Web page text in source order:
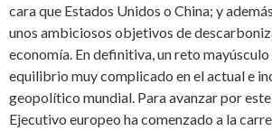
cara que Estados Unidos o China; y
unos ambiciosos objetivos de
economía. En definitiva, un reto mayúsculo
equilibrio muy complicado en el actual e
geopolítico mundial. Para avanzar por
Ejecutivo europeo ha comenzado a la